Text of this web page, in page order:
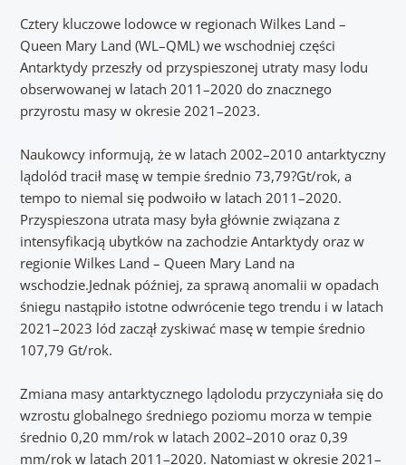
Cztery kluczowe lodowce w regionach Wilkes Land –
Queen Mary Land (WL–QML) we wschodniej części
Antarktydy przeszły od przyspieszonej utraty masy lodu
obserwowanej w latach 2011–2020 do znacznego
przyrostu masy w okresie 2021–2023.
Naukowcy informują, że w latach 2002–2010 antarktyczny
lądolód tracił masę w tempie średnio 73,79?Gt/rok, a
tempo to niemal się podwoiło w latach 2011–2020.
Przyspieszona utrata masy była głównie związana z
intensyfikacją ubytków na zachodzie Antarktydy oraz w
regionie Wilkes Land – Queen Mary Land na
wschodzie.Jednak później, za sprawą anomalii w opadach
śniegu nastąpiło istotne odwrócenie tego trendu i w latach
2021–2023 lód zaczął zyskiwać masę w tempie średnio
107,79 Gt/rok.
Zmiana masy antarktycznego lądolodu przyczyniała się do
wzrostu globalnego średniego poziomu morza w tempie
średnio 0,20 mm/rok w latach 2002–2010 oraz 0,39
mm/rok w latach 2011–2020. Natomiast w okresie 2021–